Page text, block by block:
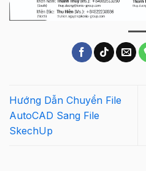
Hướng Dẫn Chuyển File
AutoCAD Sang File
SkechUp